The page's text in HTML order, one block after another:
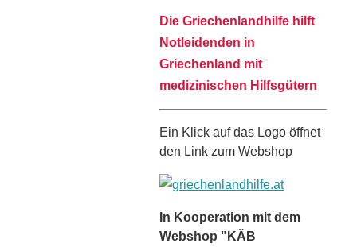
Die Griechenlandhilfe hilft
Notleidenden in
Griechenland mit
medizinischen Hilfsgütern
Ein Klick auf das Logo öffnet
den Link zum Webshop
In Kooperation mit dem
Webshop "KÄB